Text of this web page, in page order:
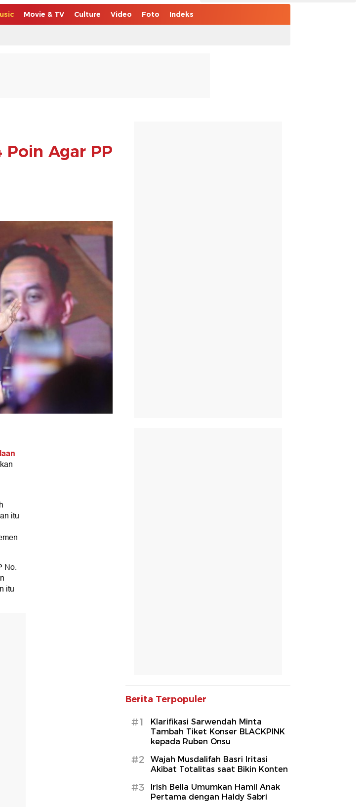
Movie & TV Culture Video Foto Indeks
Agar PP
itu
No.
itu
Berita Terpopuler
#1
Klarifikasi Sarwendah Minta
Tambah Tiket Konser BLACKPINK
kepada Ruben Onsu
#2
Wajah Musdalifah Basri Iritasi
Akibat Totalitas saat Bikin Konten
#3
Irish Bella Umumkan Hamil Anak
Pertama dengan Haldy Sabri